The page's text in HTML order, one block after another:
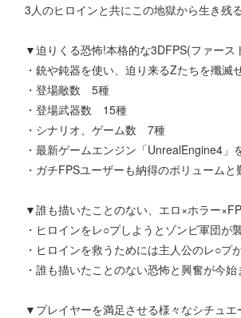
3人のヒロインと共にこの地獄から生き残
▼迫りくる恐怖!本格的な3DFPS(ファース
・銃や鈍器を使い、迫り来るZたちを殲滅
・登場敵数 5種
・登場武器数 15種
・シナリオ、ゲーム数 7種
・最新ゲームエンジン「UnrealEngine4
・ガチFPSユーザーも納得のボリューム
▼誰も描いたことのない、エロ×ホラー
・ヒロインをレ○プしようとゾンビ軍団が
・ヒロインを救うためには主人公のレ○プ
・誰も描いたことのない恐怖と興奮が今始
▼プレイヤーを満足させる様々なシチュエ